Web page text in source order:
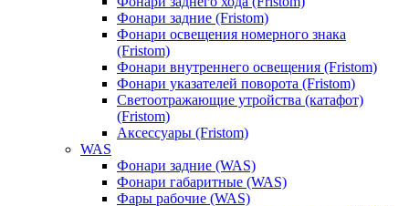
Фонари задние (Fristom)
Фонари освещения номерного знака
(Fristom)
Фонари внутреннего освещения (Fristom)
Фонари указателей поворота (Fristom)
Светоотражающие утройства (катафот)
(Fristom)
Аксессуары (Fristom)
WAS
Фонари задние (WAS)
Фонари габаритные (WAS)
Фары рабочие (WAS)